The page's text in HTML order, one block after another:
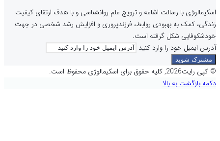
اسکیمالوژی با رسالت اشاعه و ترویج علم روانشناسی و با هدف ارتقای کیفیت
زندگی، کمک به بهبودی روابط، فرزندپروری و افزایش رشد شخصی در جهت
خودشکوفایی شکل گرفته است.
آدرس ایمیل خود را وارد کنید
© کپی رایت2026, کلیه حقوق برای اسکیمالوژی محفوظ است.
دکمه بازگشت به بالا